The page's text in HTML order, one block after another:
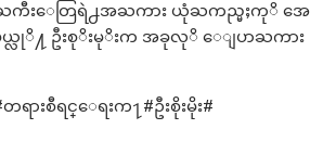
ကီးေတြရဲ႕အႀကား ယုံႀကည္မႈကုိ အေ
လုိ႔ ဦးစုိးမုိးက အခုလုိ ေျပာႀကား
တရားစီရင္ေရးက႑#ဦးစိုးမိုး#